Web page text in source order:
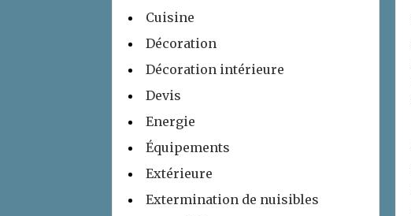
Cuisine
Décoration
Décoration intérieure
Devis
Energie
Équipements
Extérieure
Extermination de nuisibles